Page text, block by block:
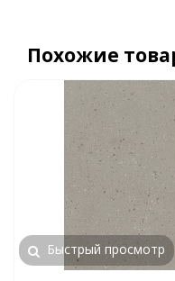
Похожие
Быстрый просмотр